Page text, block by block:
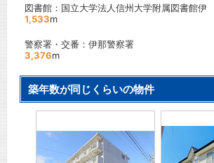
図書館：国立大学法人信州大学附属図書館伊
1,533m
警察署・交番：伊那警察署
3,376m
築年数が同じくらいの物件